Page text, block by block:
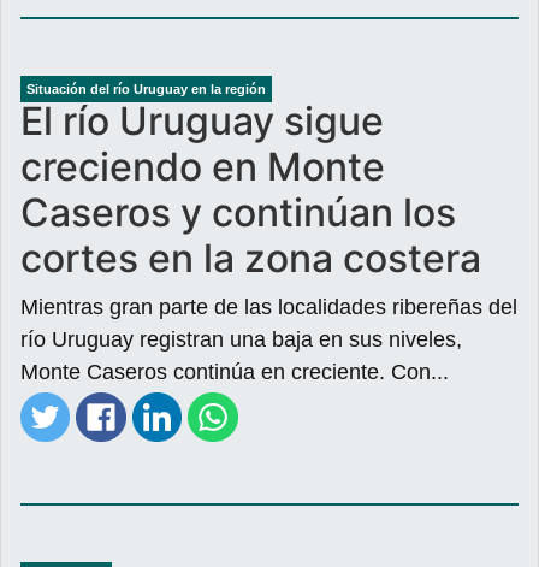
Situación del río Uruguay en la región
El río Uruguay sigue
creciendo en Monte
Caseros y continúan los
cortes en la zona costera
Mientras gran parte de las localidades ribereñas del
río Uruguay registran una baja en sus niveles,
Monte Caseros continúa en creciente. Con...